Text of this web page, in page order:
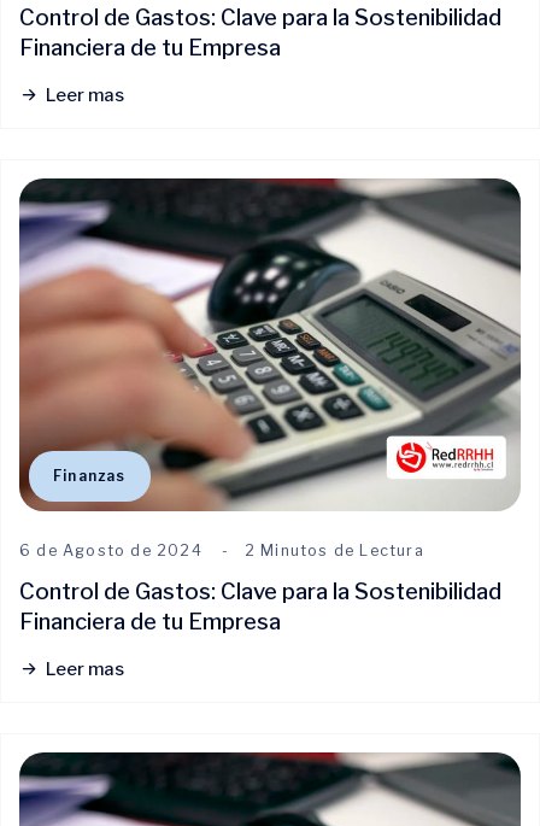
Control de Gastos: Clave para la Sostenibilidad
Financiera de tu Empresa
Leer mas
Finanzas
6 de Agosto de 2024 2 Minutos de Lectura
Control de Gastos: Clave para la Sostenibilidad
Financiera de tu Empresa
Leer mas